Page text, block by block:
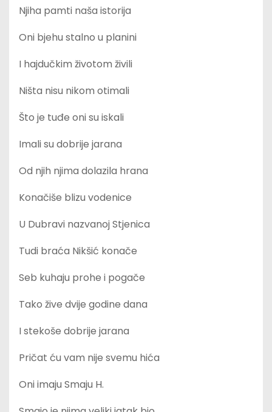
Njiha pamti naša istorija
Oni bjehu stalno u planini
I hajdučkim životom živili
Ništa nisu nikom otimali
Što je tuđe oni su iskali
Imali su dobrije jarana
Od njih njima dolazila hrana
Konačiše blizu vodenice
U Dubravi nazvanoj Stjenica
Tudi braća Nikšić konače
Seb kuhaju prohe i pogače
Tako žive dvije godine dana
I stekoše dobrije jarana
Pričat ću vam nije svemu hića
Oni imaju Smaju H.